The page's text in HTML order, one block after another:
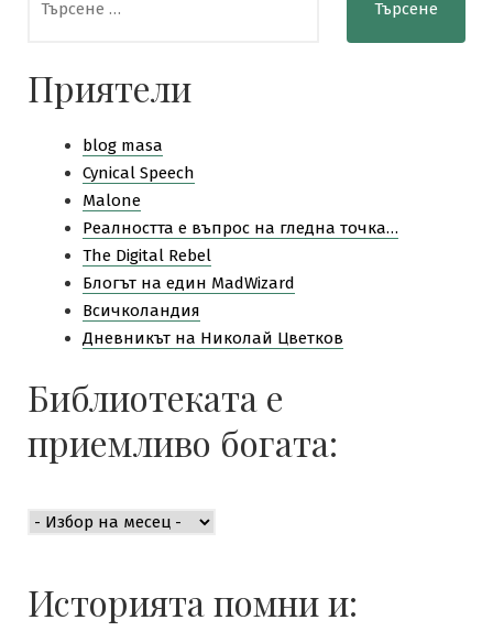
за:
Приятели
blog masa
Cynical Speech
Malone
Pеалността е въпрос на гледна точка…
The Digital Rebel
Блогът на един MadWizard
Всичколандия
Дневникът на Николай Цветков
Библиотеката е
приемливо богата:
Историята помни и: